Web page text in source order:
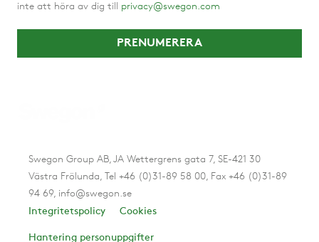
inte att höra av dig till privacy@swegon.com
Swegon Group AB, JA Wettergrens gata 7, SE-421 30
Västra Frölunda, Tel +46 (0)31-89 58 00, Fax +46 (0)31-89
94 69, info@swegon.se
Integritetspolicy
Cookies
Hantering personuppgifter